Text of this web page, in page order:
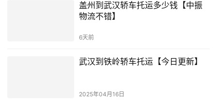
盖州到武汉轿车托运多少钱【中振
物流不错】
6天前
武汉到铁岭轿车托运【今日更新】
2025年04月16日